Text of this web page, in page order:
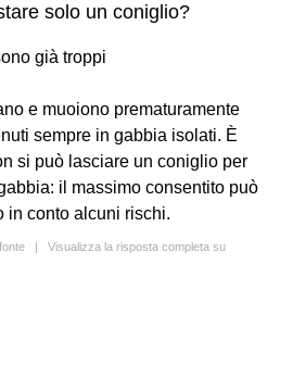
solo un coniglio?
già troppi
e muoiono prematuramente
sempre in gabbia isolati. È
si può lasciare un coniglio per
il massimo consentito può
in conto alcuni rischi.
| Visualizza la risposta completa su